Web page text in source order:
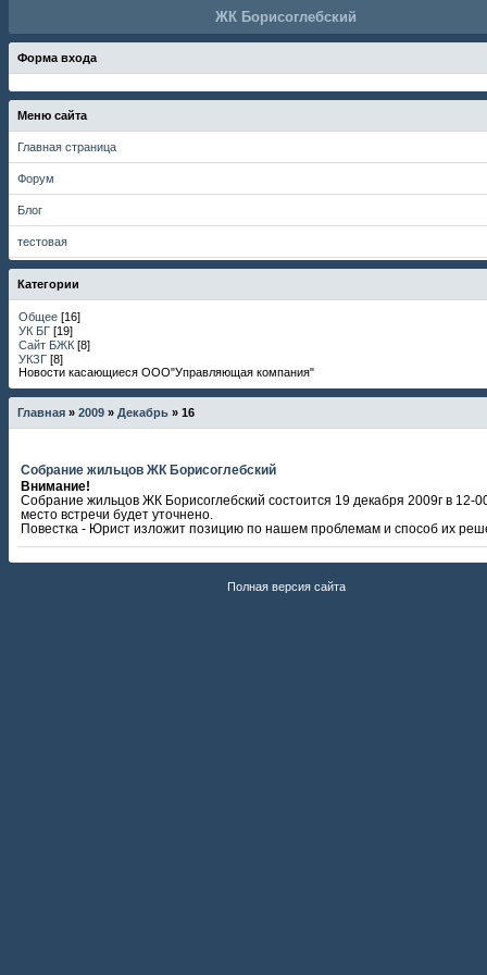
ЖК Борисоглебский
Форма входа
Меню сайта
Главная страница
Форум
Блог
тестовая
Категории
Общее [16]
УК БГ [19]
Сайт БЖК [8]
УКЗГ [8]
Новости касающиеся ООО"Управляющая компания"
Главная » 2009 » Декабрь » 16
Собрание жильцов ЖК Борисоглебский
Внимание!
Собрание жильцов ЖК Борисоглебский состоится 19 декабря 2009г в 12-
место встречи будет уточнено.
Повестка - Юрист изложит позицию по нашем проблемам и способ их
Полная версия сайта